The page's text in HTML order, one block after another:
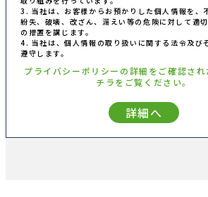
3. 当社は、お客様からお預かりした個人情報を、
紛失、破壊、改ざん、漏えい等の危険に対して適
の措置を講じます。
4. 当社は、個人情報の取り扱いに関する法令及び
遵守します。
プライバシーポリシーの詳細をご確認され
チラをご覧ください。
詳細へ